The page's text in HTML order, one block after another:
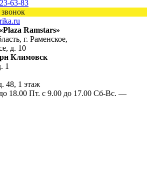
63-83
звонок
Ramstars»
г. Раменское,
д. 10
Климовск
1
48, 1 этаж
18.00 Пт. с 9.00 до 17.00 Сб-Вс. —